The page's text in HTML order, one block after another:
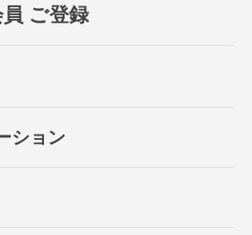
ご登録
ション